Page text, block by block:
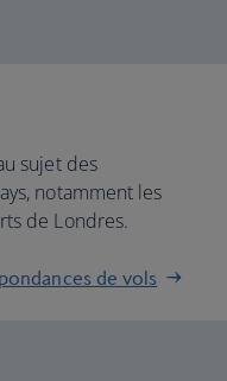
sujet des
notamment les
de Londres.
de vols